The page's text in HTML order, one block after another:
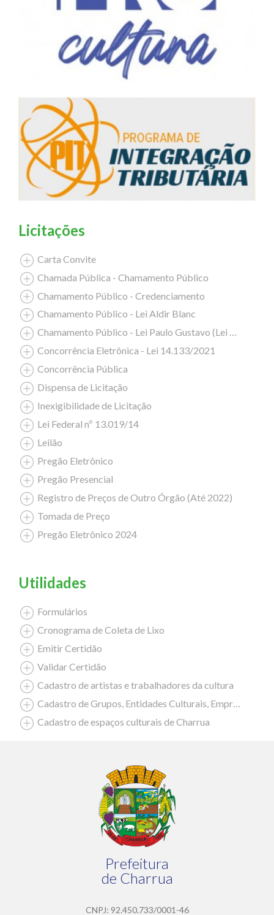
Licitações
Carta Convite
Chamada Pública - Chamamento Público
Chamamento Público - Credenciamento
Chamamento Público - Lei Aldir Blanc
Chamamento Público - Lei Paulo Gustavo (Lei Complementar nº 195/2022)
Concorrência Eletrônica - Lei 14.133/2021
Concorrência Pública
Dispensa de Licitação
Inexigibilidade de Licitação
Lei Federal nº 13.019/14
Leilão
Pregão Eletrônico
Pregão Presencial
Registro de Preços de Outro Órgão (Até 2022)
Tomada de Preço
Pregão Eletrônico 2024
Utilidades
Formulários
Cronograma de Coleta de Lixo
Emitir Certidão
Validar Certidão
Cadastro de artistas e trabalhadores da cultura
Cadastro de Grupos, Entidades Culturais, Empresas Culturais
Cadastro de espaços culturais de Charrua
Prefeitura
de Charrua
CNPJ: 92.450.733/0001-46